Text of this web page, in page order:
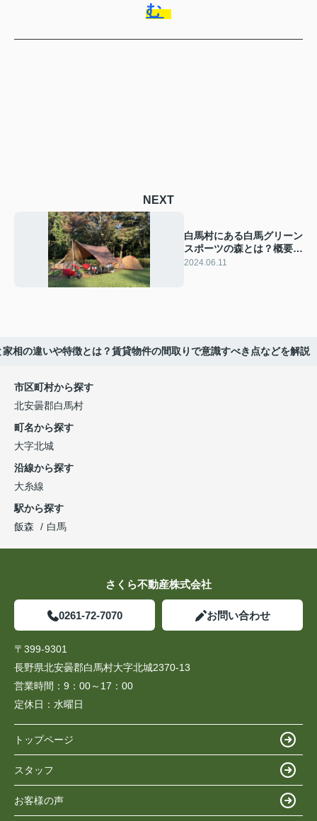
む
NEXT
白馬村にある白馬グリーン
スポーツの森とは？概要や
楽しみ方をご紹介
2024.06.11
家相の違いや特徴とは？賃貸物件の間取りで意識すべき点などを解説
市区町村から探す
北安曇郡白馬村
町名から探す
大字北城
沿線から探す
大糸線
駅から探す
飯森
白馬
さくら不動産株式会社
0261-72-7070 お問い合わせ
〒399-9301
長野県北安曇郡白馬村大字北城2370-13
営業時間： 9：00～17：00
定休日： 水曜日
トップページ
スタッフ
お客様の声